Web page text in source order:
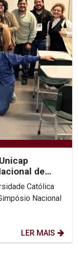
de
Nacional
LER MAIS